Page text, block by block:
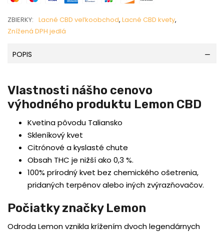
ZBIERKY: Lacné CBD veľkoobchod, Lacné CBD kvety,
Znížená DPH jedlá
POPIS
Vlastnosti nášho cenovo
výhodného produktu Lemon CBD
Kvetina pôvodu Taliansko
Skleníkový kvet
Citrónové a kyslasté chute
Obsah THC je nižší ako 0,3 %.
100% prírodný kvet bez chemického ošetrenia,
pridaných terpénov alebo iných zvýrazňovačov.
Počiatky značky Lemon
Odroda Lemon vznikla krížením dvoch legendárnych